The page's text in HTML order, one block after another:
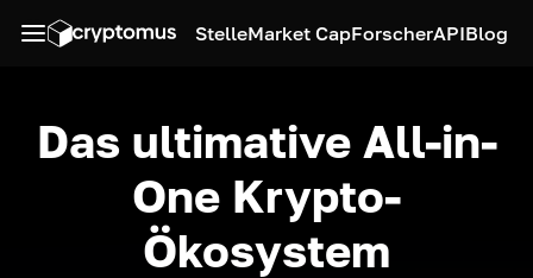
StelleMarket CapForscherAPIBlog
Das ultimative All-in-
One Krypto-
Ökosystem